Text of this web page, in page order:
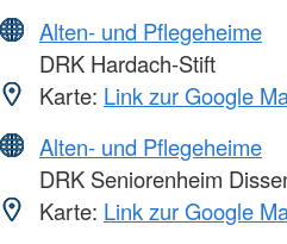
Alten- und Pflegeheime
DRK Hardach-Stift
Karte: Link zur Google
Alten- und Pflegeheime
DRK Seniorenheim
Karte: Link zur Google